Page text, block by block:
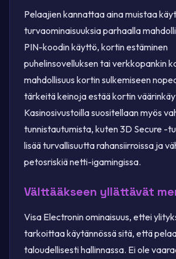
Pelaajien kannattaa aina muistaa
turvaominaisuuksia parhaalla
PIN-koodin käyttö, kortin estäminen
puhelinsovelluksen tai verkkopankin
mahdollisuus kortin sulkemiseen
tärkeitä keinoja estää kortin
Kasinosivustoilla suositellaan myös
tunnistautumista, kuten 3D Secure -
lisää turvallisuutta rahansiirroissa ja
petosriskiä netti-igamingissa.
Välttääkseen yllättävät
Visa Electronin ominaisuus, ettei
tarkoittaa käytännössä sitä, että
taloudellisesti hallinnassa. Ei ole